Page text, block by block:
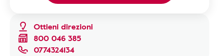
Ottieni direzioni
800 046 385
0774324134